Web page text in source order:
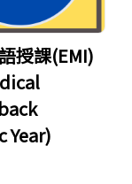
授課(EMI)
Year)